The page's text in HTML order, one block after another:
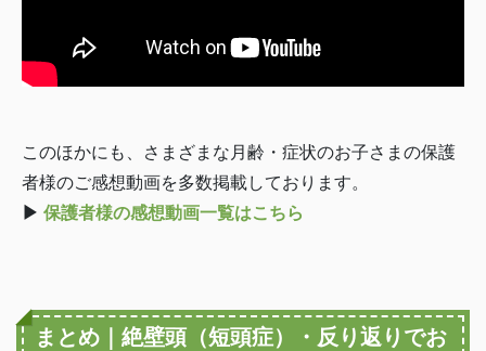
このほかにも、さまざまな月齢・症状のお子さまの保護
者様のご感想動画を多数掲載しております。
▶ 保護者様の感想動画一覧はこちら
まとめ｜絶壁頭（短頭症）・反り返りでお